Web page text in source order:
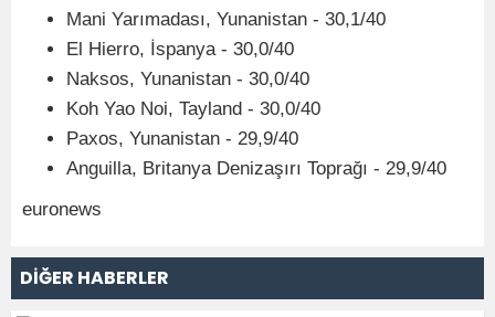
Mani Yarımadası, Yunanistan - 30,1/40
El Hierro, İspanya - 30,0/40
Naksos, Yunanistan - 30,0/40
Koh Yao Noi, Tayland - 30,0/40
Paxos, Yunanistan - 29,9/40
Anguilla, Britanya Denizaşırı Toprağı - 29,9/40
euronews
DİĞER HABERLER